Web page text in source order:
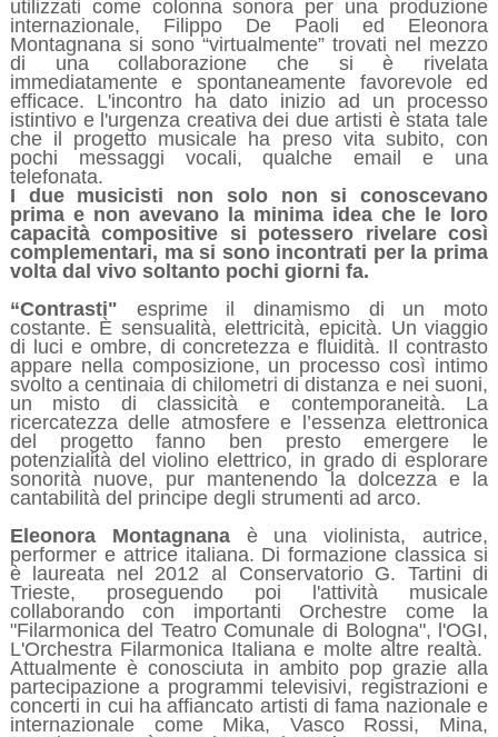
utilizzati come colonna sonora per una produzione
internazionale, Filippo De Paoli ed Eleonora
Montagnana si sono “virtualmente” trovati nel mezzo
di una collaborazione che si è rivelata
immediatamente e spontaneamente favorevole ed
efficace. L'incontro ha dato inizio ad un processo
istintivo e l'urgenza creativa dei due artisti è stata tale
che il progetto musicale ha preso vita subito, con
pochi messaggi vocali, qualche email e una
telefonata.
I due musicisti non solo non si conoscevano
prima e non avevano la minima idea che le loro
capacità compositive si potessero rivelare così
complementari, ma si sono incontrati per la prima
volta dal vivo soltanto pochi giorni fa.
“Contrasti" esprime il dinamismo di un moto
costante. È sensualità, elettricità, epicità. Un viaggio
di luci e ombre, di concretezza e fluidità. Il contrasto
appare nella composizione, un processo così intimo
svolto a centinaia di chilometri di distanza e nei suoni,
un misto di classicità e contemporaneità. La
ricercatezza delle atmosfere e l’essenza elettronica
del progetto fanno ben presto emergere le
potenzialità del violino elettrico, in grado di esplorare
sonorità nuove, pur mantenendo la dolcezza e la
cantabilità del principe degli strumenti ad arco.
Eleonora Montagnanaè una violinista, autrice,
performer e attrice italiana. Di formazione classica si
è laureata nel 2012 al Conservatorio G. Tartini di
Trieste, proseguendo poi l'attività musicale
collaborando con importanti Orchestre come la
"Filarmonica del Teatro Comunale di Bologna", l'OGI,
L'Orchestra Filarmonica Italiana e molte altre realtà.
Attualmente è conosciuta in ambito pop grazie alla
partecipazione a programmi televisivi, registrazioni e
concerti in cui ha affiancato artisti di fama nazionale e
internazionale come Mika, Vasco Rossi, Mina,